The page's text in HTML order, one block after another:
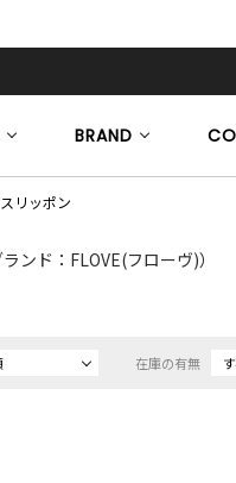
BRAND
スリッポン
ランド：FLOVE(フローヴ)）
在庫の有無